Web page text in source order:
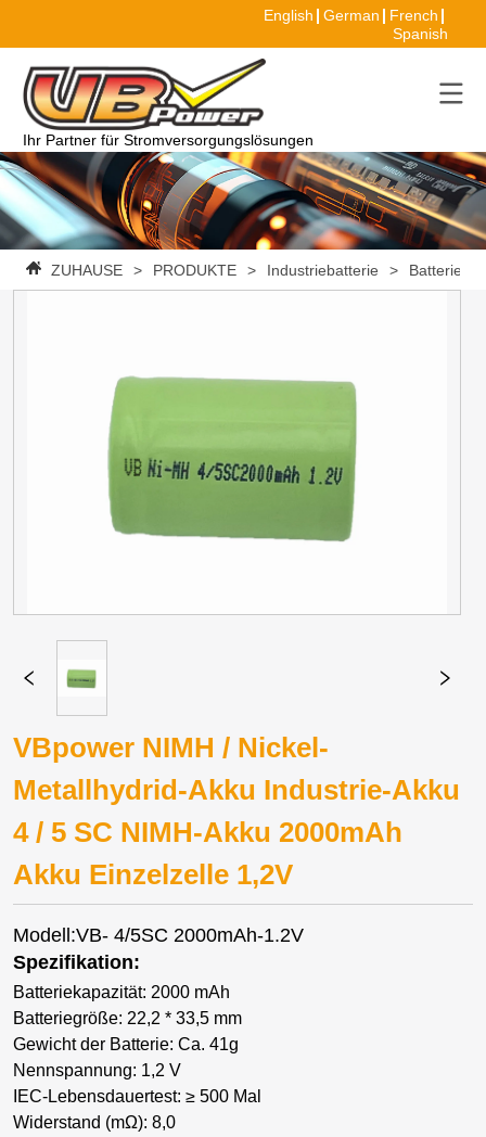
English German
French
Spanish
Ihr Partner für Stromversorgungslösungen
ZUHAUSE > PRODUKTE > Industriebatterie > Batterie
VBpower NIMH / Nickel-
Metallhydrid-Akku Industrie-Akku
4 / 5 SC NIMH-Akku 2000mAh
Akku Einzelzelle 1,2V
Modell:VB- 4/5SC 2000mAh-1.2V
Spezifikation:
Batteriekapazität: 2000 mAh
Batteriegröße: 22,2 * 33,5 mm
Gewicht der Batterie: Ca. 41g
Nennspannung: 1,2 V
IEC-Lebensdauertest: ≥ 500 Mal
Widerstand (mΩ): 8,0